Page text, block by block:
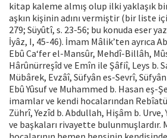
kitap kaleme almış olup ilki yaklaşık
aşkın kişinin adını vermiştir (bir liste
279; Süyûtî, s. 23-56; bu konuda eser
İyâz, I, 45-46). İmam Mâlik’ten ayrıca
Ebû Ca‘fer el-Mansûr, Mehdî-Billâh,
Hârûnürreşîd ve Emîn ile Şâfiî, Leys b.
Mübârek, Evzâî, Süfyân es-Sevrî,
Ebû Yûsuf ve Muhammed b. Hasan eş-
imamlar ve kendi hocalarından
Zührî, Yezîd b. Abdullah, Hişâm b. Urve,
ve başkaları rivayette bulunmuşlardır.